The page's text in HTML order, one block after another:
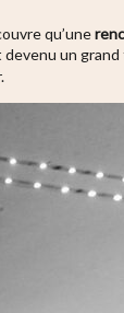
qu’une
un